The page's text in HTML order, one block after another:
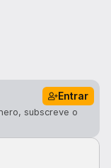
Entrar
subscreve o